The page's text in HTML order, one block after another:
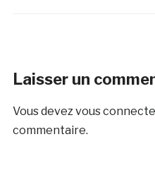
Laisser un
Vous devezvous
commentaire.